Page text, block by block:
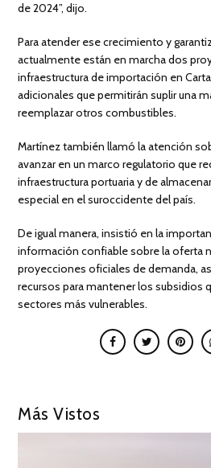
de 2024”, dijo.
Para atender ese crecimiento y
actualmente están en marcha dos
infraestructura de importación en
adicionales que permitirán suplir una
reemplazar otros combustibles.
Martínez también llamó la atención
avanzar en un marco regulatorio que
infraestructura portuaria y de
especial en el suroccidente del país.
De igual manera, insistió en la
información confiable sobre la oferta
proyecciones oficiales de demanda,
recursos para mantener los subsidios
sectores más vulnerables.
Más Vistos